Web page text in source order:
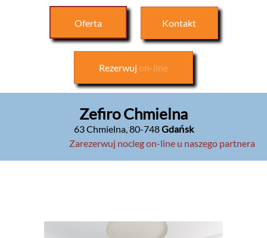
Oferta Kontakt
Rezerwuj on-line
Zefiro Chmielna
63 Chmielna,80-748Gdańsk
Zarezerwuj nocleg on-line u naszego partnera